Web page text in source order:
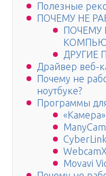
Полезные
ПОЧЕМУ НЕ
ПОЧЕМУ
ДРУГИЕ
Драйвер веб-
Почему не
ноутбуке?
Программы
ManyCam
Movavi